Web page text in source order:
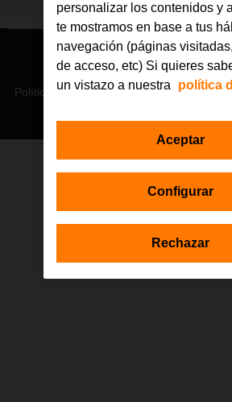
© Orange 2026
Accesibilidad
Lectura accesible:
Política de privacidad
Política de cookies
Estas actuaciones forman parte de la
impulsada por Red.es, Ministerio para la
la Función Pública a través de la
Digitalización e Inteligencia Artificial, y están
Next Generation de la Unión Europea, en el
personalizar los contenidos y
te mostramos en base a tus
navegación (páginas
de acceso, etc) Si quieres
un vistazo a nuestra
política
Configurar
Rechazar
Aceptar